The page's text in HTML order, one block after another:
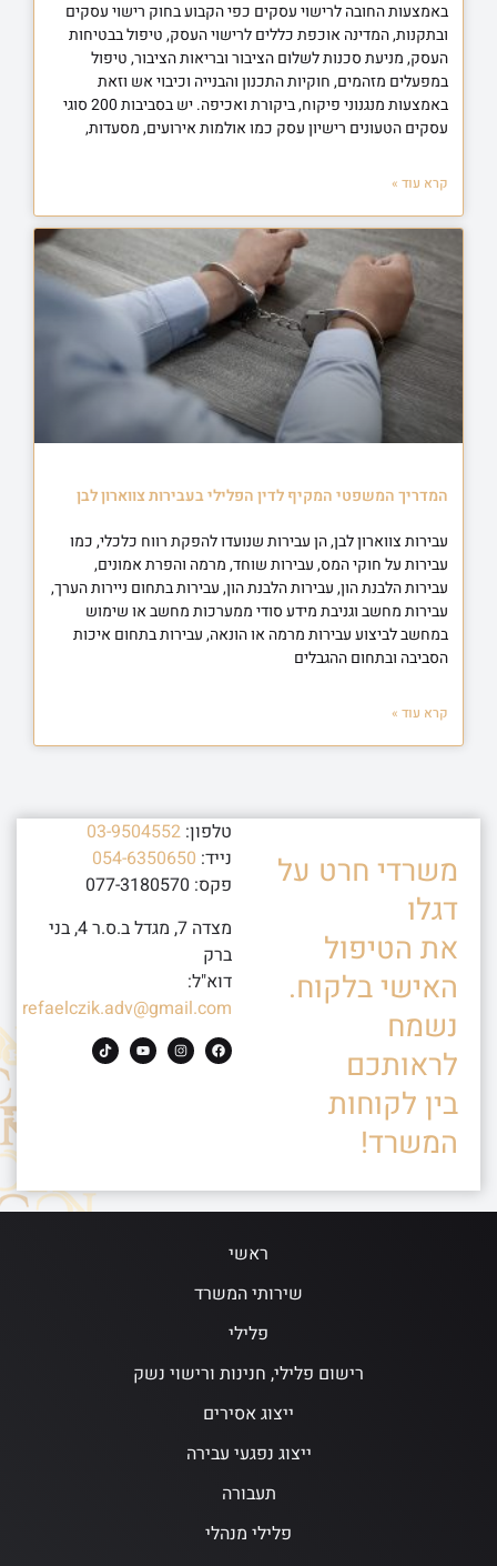
באמצעות החובה לרישוי עסקים כפי הקבוע בחוק רישוי עסקים
ובתקנות, המדינה אוכפת כללים לרישוי העסק, טיפול בבטיחות
העסק, מניעת סכנות לשלום הציבור ובריאות הציבור, טיפול
במפעלים מזהמים, חוקיות התכנון והבנייה וכיבוי אש וזאת
באמצעות מנגנוני פיקוח, ביקורת ואכיפה. יש בסביבות 200 סוגי
עסקים הטעונים רישיון עסק כמו אולמות אירועים, מסעדות,
קרא עוד »
המדריך המשפטי המקיף לדין הפלילי בעבירות צווארון לבן
עבירות צווארון לבן, הן עבירות שנועדו להפקת רווח כלכלי, כמו
עבירות על חוקי המס, עבירות שוחד, מרמה והפרת אמונים,
עבירות הלבנת הון, עבירות הלבנת הון, עבירות בתחום ניירות הערך,
עבירות מחשב וגניבת מידע סודי ממערכות מחשב או שימוש
במחשב לביצוע עבירות מרמה או הונאה, עבירות בתחום איכות
הסביבה ובתחום ההגבלים
קרא עוד »
משרדי חרט על
דגלו
את הטיפול
האישי בלקוח.
נשמח
לראותכם
בין לקוחות
המשרד!
טלפון: 03-9504552
נייד: 054-6350650
פקס: 077-3180570
מצדה 7, מגדל ב.ס.ר 4, בני
ברק
דוא"ל:
refaelczik.adv@gmail.com
ראשי
שירותי המשרד
פלילי
רישום פלילי, חנינות ורישוי נשק
ייצוג אסירים
ייצוג נפגעי עבירה
תעבורה
פלילי מנהלי